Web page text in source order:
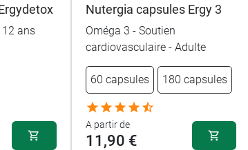
ans
Nutergia capsules Ergy 3
Oméga 3 - Soutien
cardiovasculaire - Adulte
60 capsules 180 capsules
A partir de
11,90 €